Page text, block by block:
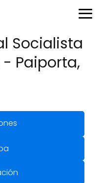
Socialista
- Paiporta,